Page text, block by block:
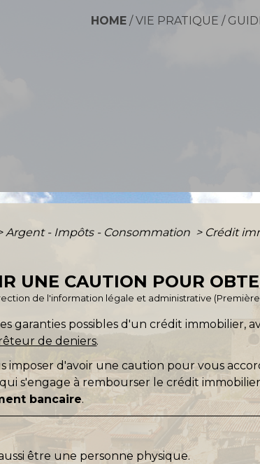
HOME /VIE PRATIQUE /
Argent - Impôts - Consommation > Crédit
UNE CAUTION POUR
de l'information légale et administrative
garanties possibles d'un crédit immobilier,
de deniers.
imposer d'avoir une caution pour vous
s'engage à rembourser le crédit
bancaire.
être une personne physique.